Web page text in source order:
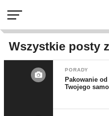
Wszystkie posty
PORADY
Pakowanie
Twojego